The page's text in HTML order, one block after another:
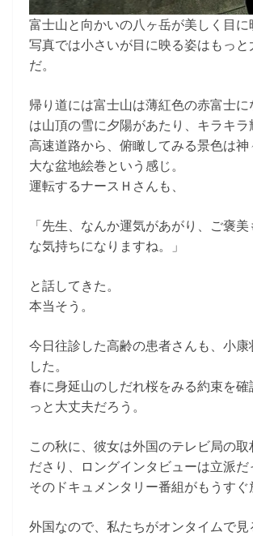
富士山と向かいの八ヶ岳が美しく目に
写真では小さいが目に映る姿はもっと
だ。
帰り道には富士山は薄紅色の赤富士
は山頂の雪に夕陽があたり、キラキラ
高速道路から、俯瞰してみる景色は
大な盆地絵巻という感じ。
運転するナースＨさんも、
「先生、なんか運気があがり、ご褒
な気持ちになりますね。」
と話してきた。
本当そう。
今日往診した高齢の患者さんも、小
した。
春に身延山のしだれ桜をみる約束を確
っと大丈夫だろう。
この秋に、彼女は外国のテレビ局の取
ださり、ロングインタビューは立派だ
そのドキュメンタリー番組がもうすぐ
外国なので、私たちがオンタイムで見